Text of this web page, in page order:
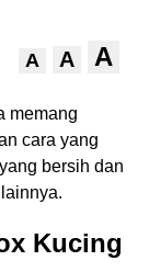
A A A
memang
cara yang
bersih dan
Kucing